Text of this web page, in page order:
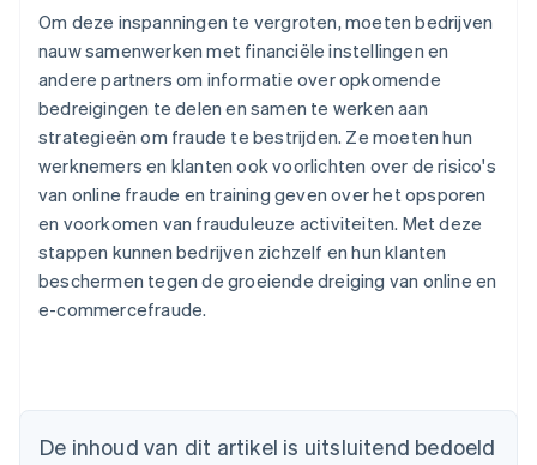
Om deze inspanningen te vergroten, moeten bedrijven
nauw samenwerken met financiële instellingen en
andere partners om informatie over opkomende
bedreigingen te delen en samen te werken aan
strategieën om fraude te bestrijden. Ze moeten hun
werknemers en klanten ook voorlichten over de risico's
van online fraude en training geven over het opsporen
en voorkomen van frauduleuze activiteiten. Met deze
stappen kunnen bedrijven zichzelf en hun klanten
beschermen tegen de groeiende dreiging van online en
e-commercefraude.
De inhoud van dit artikel is uitsluitend bedoeld
English
Bulgarije